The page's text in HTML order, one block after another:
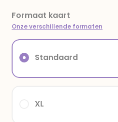
Formaat kaart
Onze verschillende formaten
XL
Standaard